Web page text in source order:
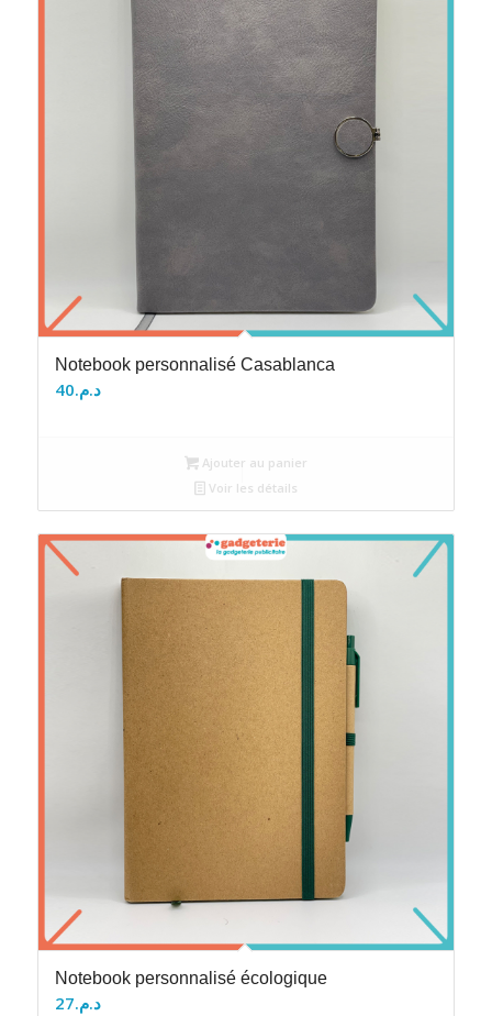
Notebook personnalisé Casablanca
د.م.40
Ajouter au panier
Voir les détails
Notebook personnalisé écologique
د.م.27